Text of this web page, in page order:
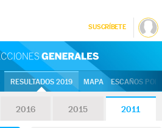
SUSCRÍBETE
RESULTADOS 2019 MAPA ESCAÑOS
2016 2015 2011